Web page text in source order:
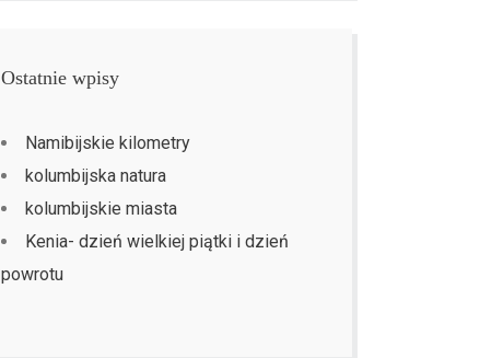
Ostatnie wpisy
Namibijskie kilometry
kolumbijska natura
kolumbijskie miasta
Kenia- dzień wielkiej piątki i dzień
powrotu